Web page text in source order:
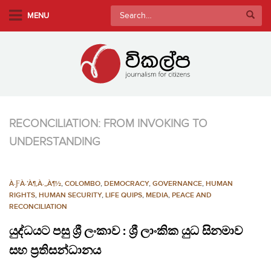
MENU
Search
for:
RECONCILIATION: FROM INVOKING TO
UNDERSTANDING
À·ƑÀ·’À¶‚À·„À¶½, COLOMBO, DEMOCRACY, GOVERNANCE, HUMAN
RIGHTS, HUMAN SECURITY, LIFE QUIPS, MEDIA, PEACE AND
RECONCILIATION
යුද්ධයට පසු ශ්‍රී ලංකාව : ශ්‍රී ලාංකික යුධ සිනමාව
සහ ප්‍රතිසන්ධානය